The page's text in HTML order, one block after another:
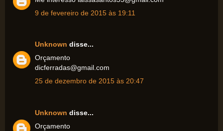
9 de fevereiro de 2015 às 19:11
Unknown disse...
Orçamento
dicferradas@gmail.com
25 de dezembro de 2015 às 20:47
Unknown disse...
Orçamento